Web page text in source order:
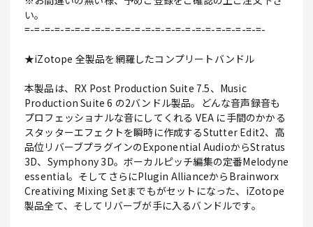
い。
=-=-=-=-=-=-=-=-=-=-=-=-=-=-=-=-=-=-=-=-=-=-=-=-
★iZotope 全製品を網羅したコンプリートバンドル
本製品は、RX Post Production Suite 7.5、Music
Production Suite 6 の2バンドル製品。どんな音声録音も
プロフェッショナルな音にしてくれる VEA に手間のかかる
スタッターエフェクトを瞬時に作成するStutter Edit2、高
品位リバーブプラグインのExponential AudioからStratus
3D、Symphony 3D。ボーカルピッチ編集の定番Melodyne
essential。そしてさらにPlugin AllianceからBrainworx
Creativing Mixing Setまでもがセットになった、iZotope
製品全て、そしてリバーブが手に入るバンドルです。